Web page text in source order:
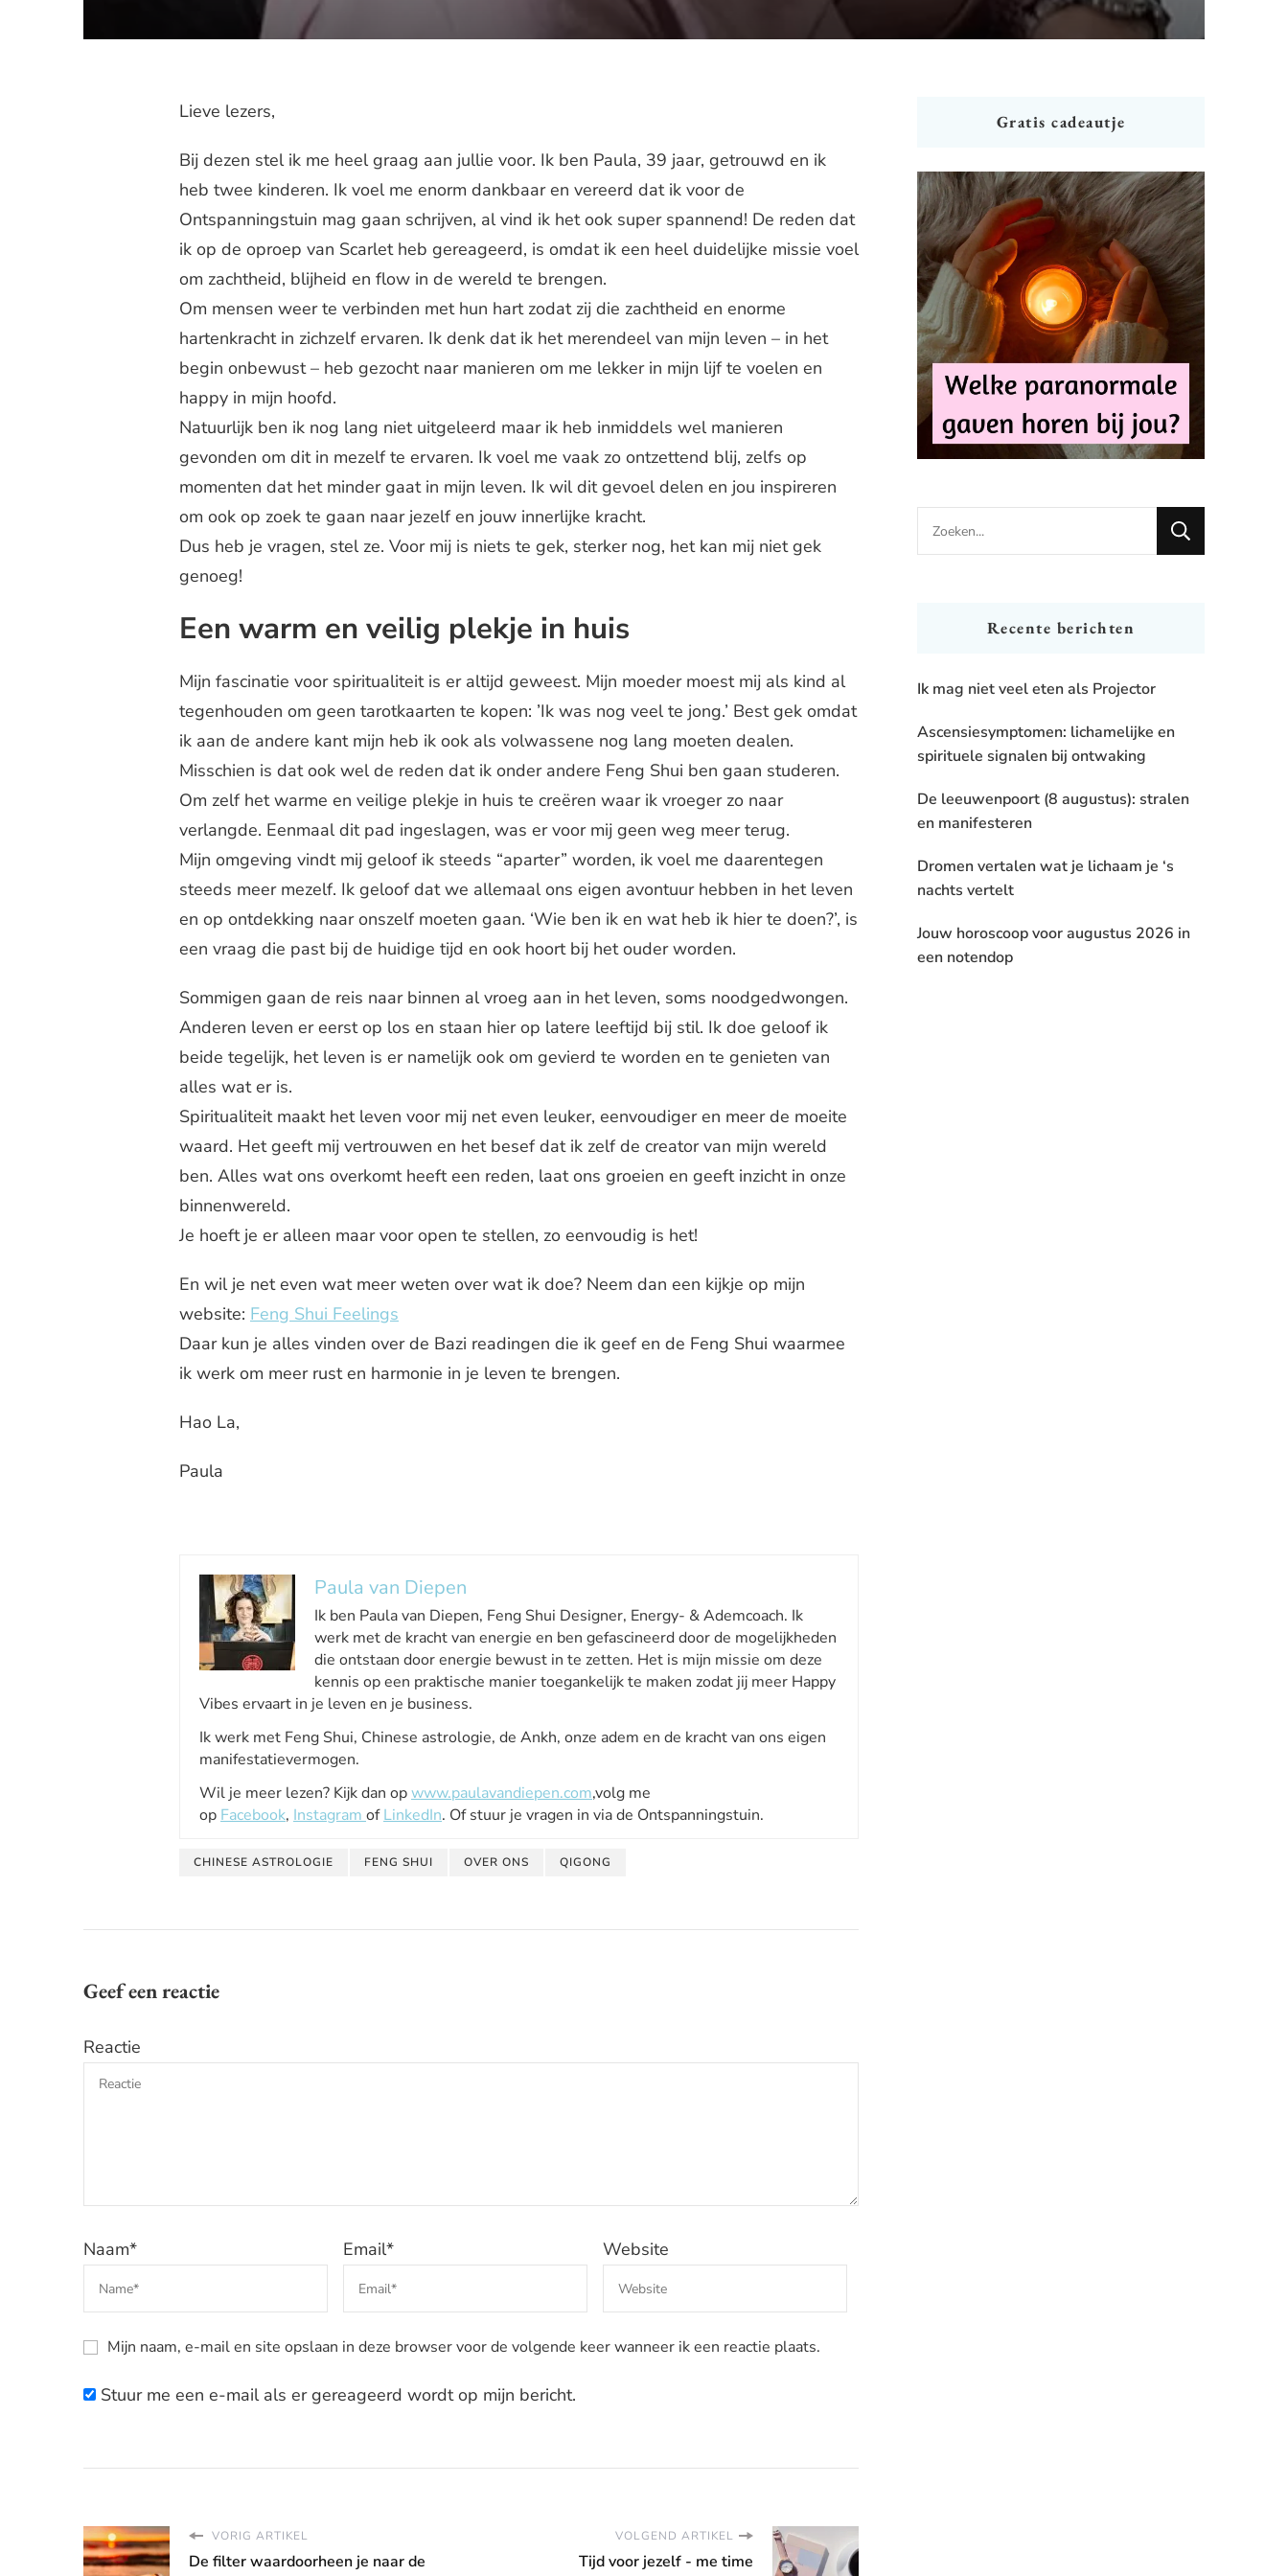
Lieve lezers,
Bij dezen stel ik me heel graag aan jullie voor. Ik ben Paula, 39 jaar, getrouwd en ik
heb twee kinderen. Ik voel me enorm dankbaar en vereerd dat ik voor de
Ontspanningstuin mag gaan schrijven, al vind ik het ook super spannend! De reden dat
ik op de oproep van Scarlet heb gereageerd, is omdat ik een heel duidelijke missie voel
om zachtheid, blijheid en flow in de wereld te brengen.
Om mensen weer te verbinden met hun hart zodat zij die zachtheid en enorme
hartenkracht in zichzelf ervaren. Ik denk dat ik het merendeel van mijn leven – in het
begin onbewust – heb gezocht naar manieren om me lekker in mijn lijf te voelen en
happy in mijn hoofd.
Natuurlijk ben ik nog lang niet uitgeleerd maar ik heb inmiddels wel manieren
gevonden om dit in mezelf te ervaren. Ik voel me vaak zo ontzettend blij, zelfs op
momenten dat het minder gaat in mijn leven. Ik wil dit gevoel delen en jou inspireren
om ook op zoek te gaan naar jezelf en jouw innerlijke kracht.
Dus heb je vragen, stel ze. Voor mij is niets te gek, sterker nog, het kan mij niet gek
genoeg!
Een warm en veilig plekje in huis
Mijn fascinatie voor spiritualiteit is er altijd geweest. Mijn moeder moest mij als kind al
tegenhouden om geen tarotkaarten te kopen: ’Ik was nog veel te jong.’ Best gek omdat
ik aan de andere kant mijn heb ik ook als volwassene nog lang moeten dealen.
Misschien is dat ook wel de reden dat ik onder andere Feng Shui ben gaan studeren.
Om zelf het warme en veilige plekje in huis te creëren waar ik vroeger zo naar
verlangde. Eenmaal dit pad ingeslagen, was er voor mij geen weg meer terug.
Mijn omgeving vindt mij geloof ik steeds “aparter” worden, ik voel me daarentegen
steeds meer mezelf. Ik geloof dat we allemaal ons eigen avontuur hebben in het leven
en op ontdekking naar onszelf moeten gaan. ‘Wie ben ik en wat heb ik hier te doen?’, is
een vraag die past bij de huidige tijd en ook hoort bij het ouder worden.
Sommigen gaan de reis naar binnen al vroeg aan in het leven, soms noodgedwongen.
Anderen leven er eerst op los en staan hier op latere leeftijd bij stil. Ik doe geloof ik
beide tegelijk, het leven is er namelijk ook om gevierd te worden en te genieten van
alles wat er is.
Spiritualiteit maakt het leven voor mij net even leuker, eenvoudiger en meer de moeite
waard. Het geeft mij vertrouwen en het besef dat ik zelf de creator van mijn wereld
ben. Alles wat ons overkomt heeft een reden, laat ons groeien en geeft inzicht in onze
binnenwereld.
Je hoeft je er alleen maar voor open te stellen, zo eenvoudig is het!
En wil je net even wat meer weten over wat ik doe? Neem dan een kijkje op mijn
website: Feng Shui Feelings
Daar kun je alles vinden over de Bazi readingen die ik geef en de Feng Shui waarmee
ik werk om meer rust en harmonie in je leven te brengen.
Hao La,
Paula
Paula van Diepen
Ik ben Paula van Diepen, Feng Shui Designer, Energy- & Ademcoach. Ik
werk met de kracht van energie en ben gefascineerd door de mogelijkheden
die ontstaan door energie bewust in te zetten. Het is mijn missie om deze
kennis op een praktische manier toegankelijk te maken zodat jij meer Happy
Vibes ervaart in je leven en je business.
Ik werk met Feng Shui, Chinese astrologie, de Ankh, onze adem en de kracht van ons eigen
manifestatievermogen.
Wil je meer lezen? Kijk dan opwww.paulavandiepen.com,volg me
op Facebook, Instagram ofLinkedIn. Of stuur je vragen in via de Ontspanningstuin.
CHINESE ASTROLOGIE FENG SHUI OVER ONS QIGONG
Geef een reactie
Reactie
Naam* Email* Website
Mijn naam, e-mail en site opslaan in deze browser voor de volgende keer wanneer ik een reactie plaats.
Stuur me een e-mail als er gereageerd wordt op mijn bericht.
VORIG ARTIKEL
De filter waardoorheen je naar de
VOLGEND ARTIKEL
Tijd voor jezelf - me time
Gratis cadeautje
Looking
for
Recente berichten
Ik mag niet veel eten als Projector
Ascensiesymptomen: lichamelijke en
spirituele signalen bij ontwaking
De leeuwenpoort (8 augustus): stralen
en manifesteren
Dromen vertalen wat je lichaam je ‘s
nachts vertelt
Jouw horoscoop voor augustus 2026 in
een notendop